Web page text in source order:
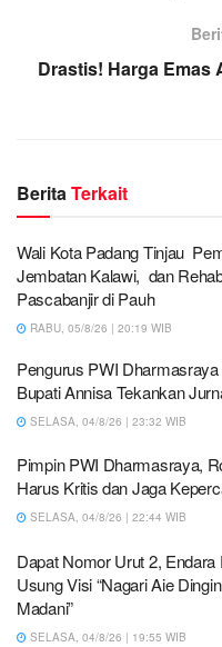
Drastis! Harga Emas
BeritaTerkait
Wali Kota Padang Tinjau
Jembatan Kalawi, dan
Pascabanjir di Pauh
RABU, 05/8/26 | 20:19 WIB
Pengurus PWI
Bupati Annisa Tekankan
SELASA, 04/8/26 | 23:32 WIB
Pimpin PWI Dharmasraya,
Harus Kritis dan Jaga
SELASA, 04/8/26 | 22:44 WIB
Dapat Nomor Urut 2,
Usung Visi “Nagari Aie
Madani”
SELASA, 04/8/26 | 19:55 WIB